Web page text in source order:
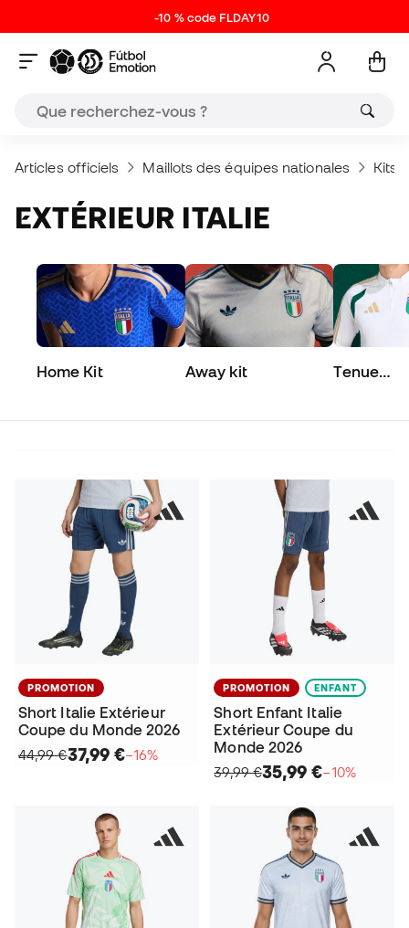
-10 % code FLDAY10
Articles officiels Maillots des équipes nationales Kits
EXTÉRIEUR ITALIE
Home Kit Away kit
Tenue
PROMOTION
Short Italie Extérieur
Coupe du Monde 2026
44,99 €37,99 €−16%
PROMOTION ENFANT
Short Enfant Italie
Extérieur Coupe du
Monde 2026
39,99 €35,99 €−10%